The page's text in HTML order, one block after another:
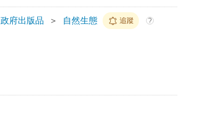
政府出版品 ＞ 自然生態 追蹤 ?